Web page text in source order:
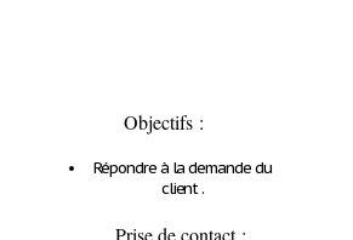
Objectifs :
Répondre à la demande du
client .
Prise de contact :